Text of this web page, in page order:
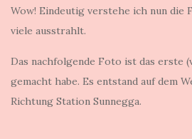
Wow! Eindeutig verstehe ich nun die
viele ausstrahlt.
Das nachfolgende Foto ist das erste
gemacht habe. Es entstand auf dem
Richtung Station Sunnegga.